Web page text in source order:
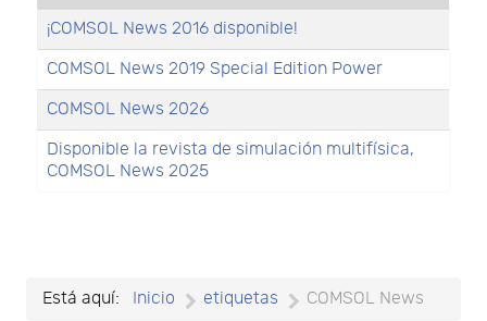
¡COMSOL News 2016 disponible!
COMSOL News 2019 Special Edition Power
COMSOL News 2026
Disponible la revista de simulación multifísica,
COMSOL News 2025
Está aquí: Inicio etiquetas COMSOL News